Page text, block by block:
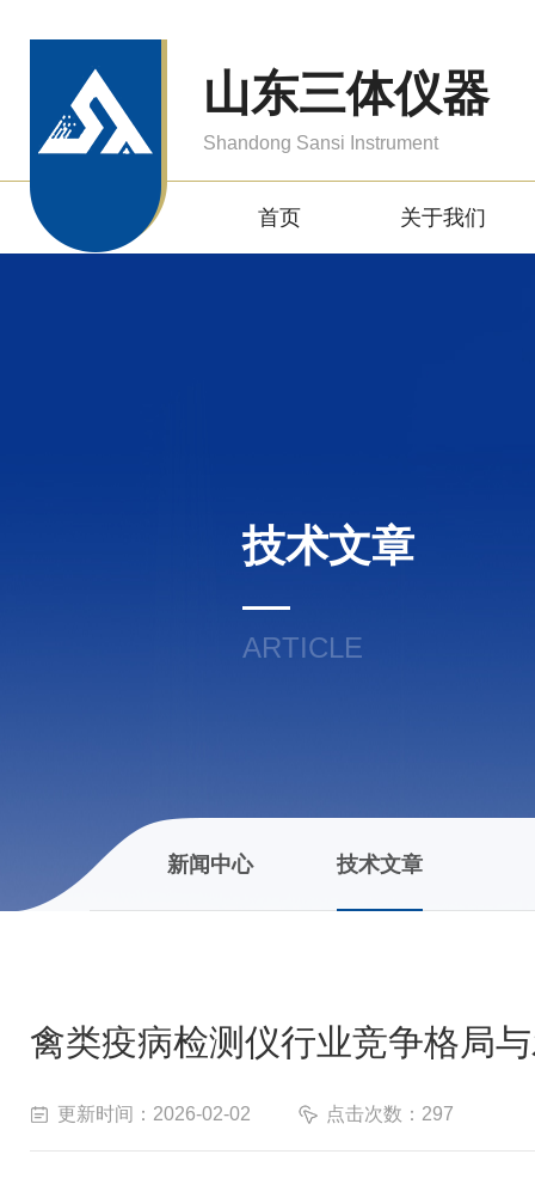
山东三体仪器
Shandong Sansi Instrument
首页 关于我们
技术文章
ARTICLE
新闻中心 技术文章
禽类疫病检测仪行业竞争格局
更新时间：2026-02-02 点击次数：297